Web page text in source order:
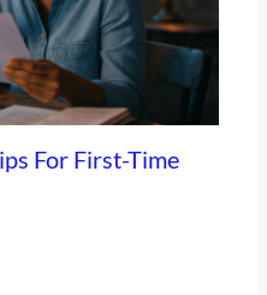
For First-Time